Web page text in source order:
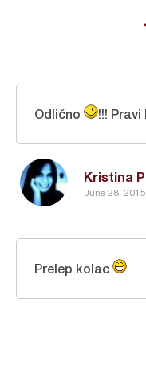
Kristina
June 28,
Odlično !!! Pravi
Prelep kolac